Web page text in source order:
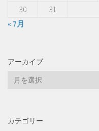
30
31
« 7月
アーカイブ
ブ
カテゴリー